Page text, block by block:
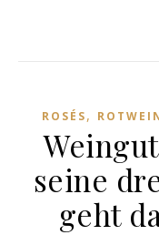
ROSÉS,
seine
geht